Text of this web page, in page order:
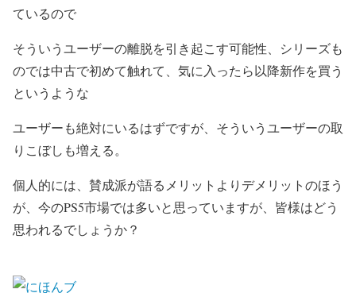
ているので
そういうユーザーの離脱を引き起こす可能性、シリーズも
のでは中古で初めて触れて、気に入ったら以降新作を買う
というような
ユーザーも絶対にいるはずですが、そういうユーザーの取
りこぼしも増える。
個人的には、賛成派が語るメリットよりデメリットのほう
が、今のPS5市場では多いと思っていますが、皆様はどう
思われるでしょうか？